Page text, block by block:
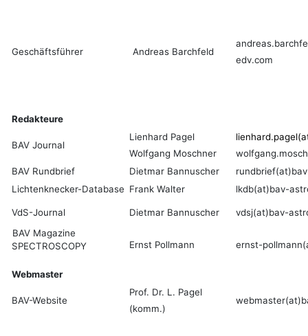
Geschäftsführer Andreas Barchfeld
edv.com
Redakteure
BAV Journal
Lienhard Pagel
Wolfgang Moschner
BAV Rundbrief
Dietmar Bannuscher
Lichtenknecker-Database Frank Walter lkdb(at)bav-
VdS-Journal Dietmar Bannuscher
vdsj(at)bav-
BAV Magazine
SPECTROSCOPY
Ernst Pollmann ernst-
Webmaster
BAV-Website
Prof. Dr. L. Pagel
(komm.)
webmaster